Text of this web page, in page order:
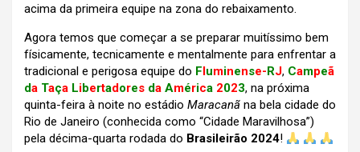
acima da primeira equipe na zona do rebaixamento.
Agora temos que começar a se preparar muitíssimo bem
físicamente, tecnicamente e mentalmente para enfrentar a
tradicional e perigosa equipe do Fluminense-RJ, Campeã
da Taça Libertadores da América 2023, na próxima
quinta-feira à noite no estádio Maracanã na bela cidade do
Rio de Janeiro (conhecida como “Cidade Maravilhosa”)
pela décima-quarta rodada do Brasileirão 2024!